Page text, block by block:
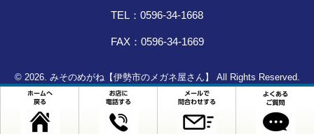
TEL：0596-34-1668
FAX：0596-34-1669
© 2026. みそのめがね【伊勢市のメガネ屋さん】 All Rights Reserved.